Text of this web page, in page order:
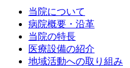
当院について
病院概要・沿革
当院の特長
医療設備の紹介
地域活動への取り組み